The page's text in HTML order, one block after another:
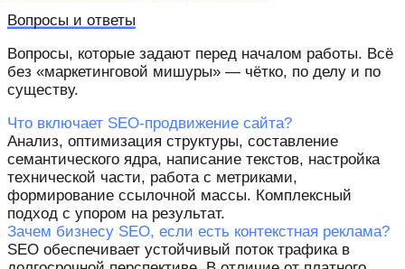
Вопросы и ответы
Вопросы, которые задают перед началом работы. Всё
без «маркетинговой мишуры» — чётко, по делу и по
существу.
Что включает SEO-продвижение сайта?
Анализ, оптимизация структуры, составление
семантического ядра, написание текстов, настройка
технической части, работа с метриками,
формирование ссылочной массы. Комплексный
подход с упором на результат.
Зачем бизнесу SEO, если есть контекстная реклама?
SEO обеспечивает устойчивый поток трафика в